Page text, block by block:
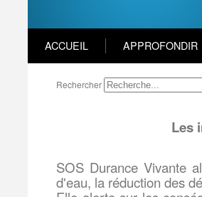
ACCUEIL APPROFONDIR
Rechercher
Les
SOS Durance Vivante
d'eau, la réduction des